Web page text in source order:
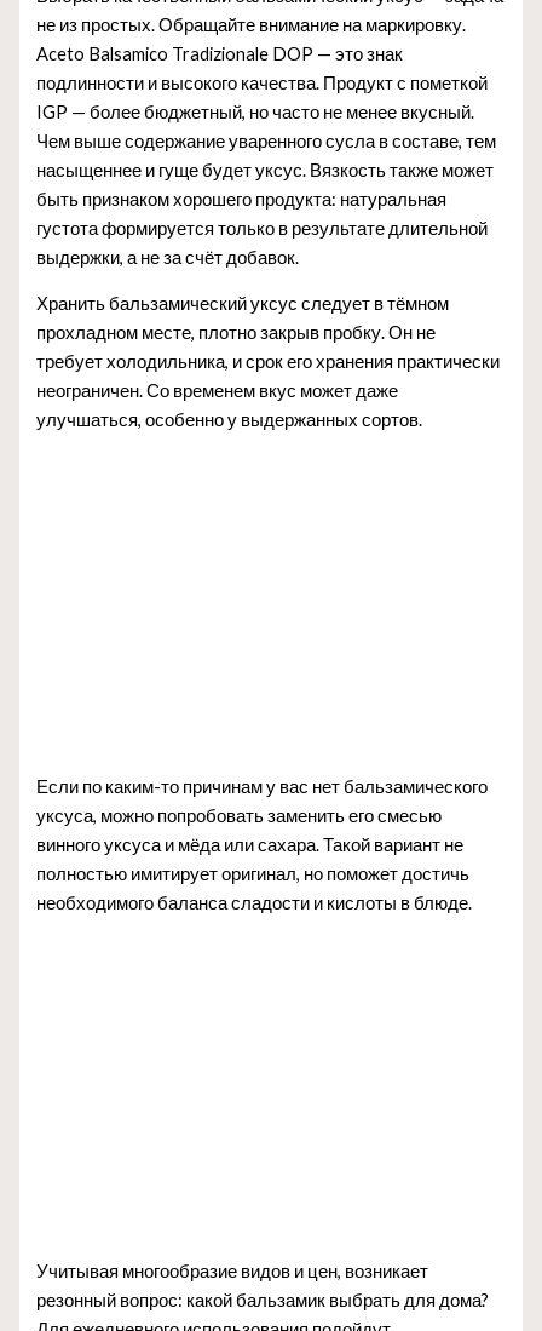
не из простых. Обращайте внимание на маркировку.
Aceto Balsamico Tradizionale DOP — это знак
подлинности и высокого качества. Продукт с пометкой
IGP — более бюджетный, но часто не менее вкусный.
Чем выше содержание уваренного сусла в составе, тем
насыщеннее и гуще будет уксус. Вязкость также может
быть признаком хорошего продукта: натуральная
густота формируется только в результате длительной
выдержки, а не за счёт добавок.
Хранить бальзамический уксус следует в тёмном
прохладном месте, плотно закрыв пробку. Он не
требует холодильника, и срок его хранения практически
неограничен. Со временем вкус может даже
улучшаться, особенно у выдержанных сортов.
Если по каким-то причинам у вас нет бальзамического
уксуса, можно попробовать заменить его смесью
винного уксуса и мёда или сахара. Такой вариант не
полностью имитирует оригинал, но поможет достичь
необходимого баланса сладости и кислоты в блюде.
Учитывая многообразие видов и цен, возникает
резонный вопрос: какой бальзамик выбрать для дома?